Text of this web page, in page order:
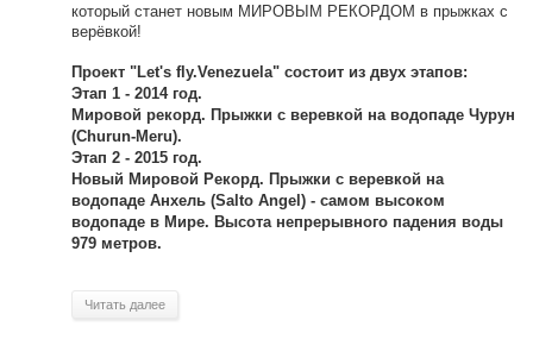
который станет новым МИРОВЫМ РЕКОРДОМ в прыжках с
верёвкой!
Проект "Let's fly.Venezuela" состоит из двух этапов:
Этап 1 - 2014 год.
Мировой рекорд. Прыжки с веревкой на водопаде Чурун
(Churun-Meru).
Этап 2 - 2015 год.
Новый Мировой Рекорд. Прыжки с веревкой на
водопаде Анхель (Salto Angel) - самом высоком
водопаде в Мире. Высота непрерывного падения воды
979 метров.
Читать далее